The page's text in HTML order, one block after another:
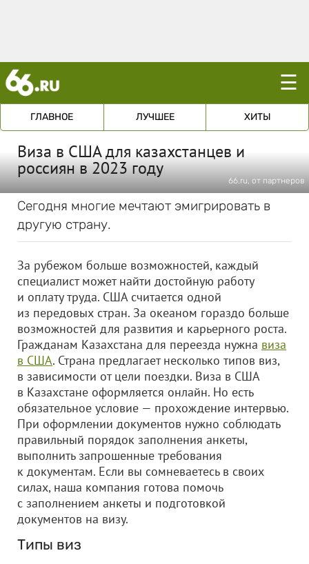
☰
ГЛАВНОЕ ЛУЧШЕЕ ХИТЫ
Виза в США для казахстанцев и
россиян в 2023 году
66.ru, от партнеров
Сегодня многие мечтают эмигрировать в
другую страну.
За рубежом больше возможностей, каждый
специалист может найти достойную работу
и оплату труда. США считается одной
из передовых стран. За океаном гораздо больше
возможностей для развития и карьерного роста.
Гражданам Казахстана для переезда нужна виза
в США. Страна предлагает несколько типов виз,
в зависимости от цели поездки. Виза в США
в Казахстане оформляется онлайн. Но есть
обязательное условие — прохождение интервью.
При оформлении документов нужно соблюдать
правильный порядок заполнения анкеты,
выполнить запрошенные требования
к документам. Если вы сомневаетесь в своих
силах, наша компания готова помочь
с заполнением анкеты и подготовкой
документов на визу.
Типы виз